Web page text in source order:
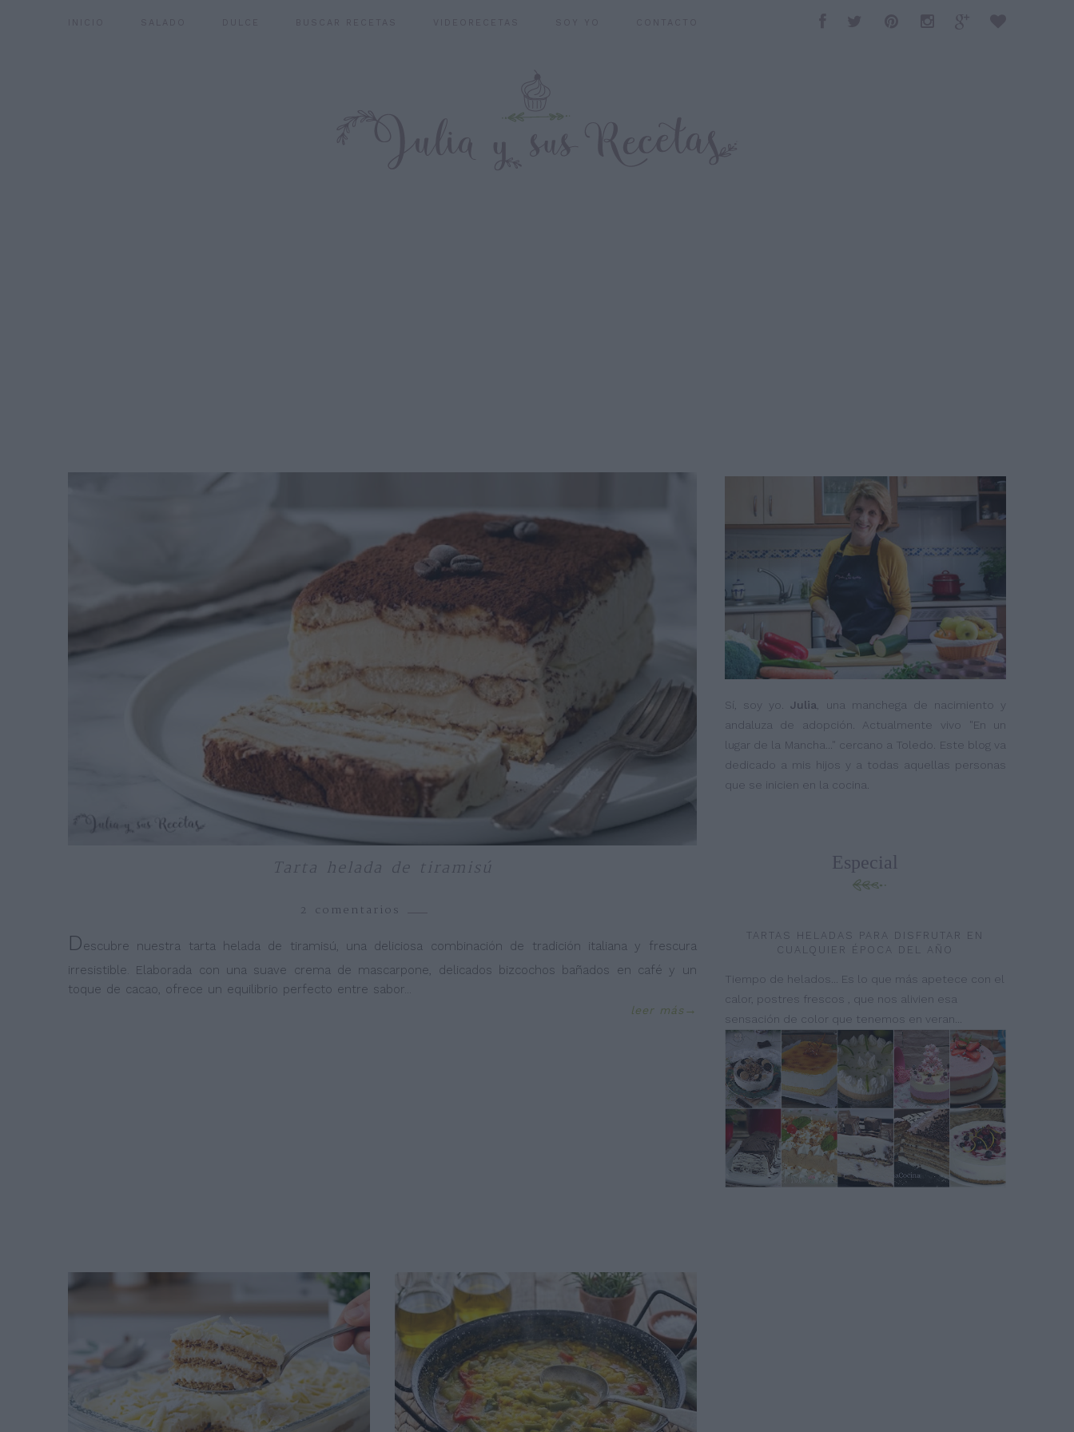
Tarta helada de tiramisú
Descubre nuestra tarta helada de tiramisú, una deliciosa combinación de tradición italiana y frescura
irresistible. Elaborada con una suave crema de mascarpone, delicados bizcochos bañados en café y un
toque de cacao, ofrece un equilibrio perfecto entre sabor...
leer más
2 comentarios
Sí, soy yo.Julia , una manchega de nacimiento y
andaluza de adopción. Actualmente vivo "En un
lugar de la Mancha..." cercano a Toledo. Este blog va
dedicado a mis hijos y a todas aquellas personas
que se inicien en la cocina.
Especial
TARTAS HELADAS PARA DISFRUTAR EN
CUALQUIER ÉPOCA DEL AÑO
Tiempo de helados... Es lo que más apetece con el
calor, postres frescos , que nos alivien esa
sensación de color que tenemos en veran...